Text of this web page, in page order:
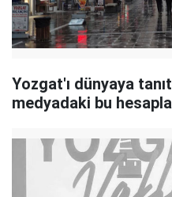
Yozgat'ı dünyaya
medyadaki bu